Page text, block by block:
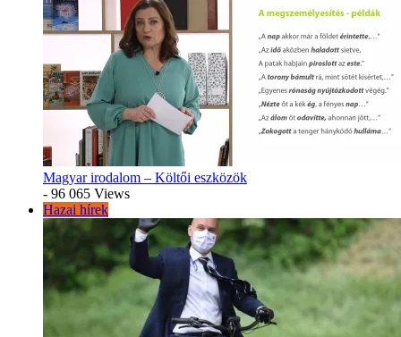
Magyar irodalom – Költői eszközök
- 96 065 Views
Hazai hírek